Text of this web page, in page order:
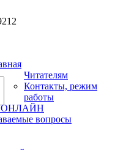
Читателям
Контакты, режим
работы
ОНЛАЙН
вопросы